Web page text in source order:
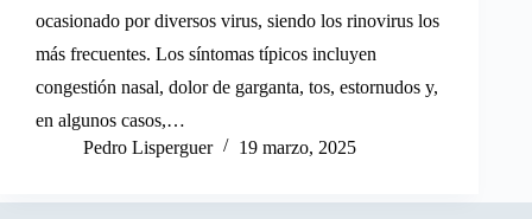
ocasionado por diversos virus, siendo los rinovirus los
más frecuentes. Los síntomas típicos incluyen
congestión nasal, dolor de garganta, tos, estornudos y,
en algunos casos,…
Pedro Lisperguer
19 marzo, 2025